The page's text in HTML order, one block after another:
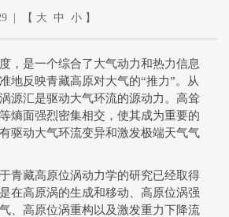
| 【 大 中 小 】
，是一个综合了大气动力和热力信息
地反映青藏高原对大气的“推力”。从
源汇是驱动大气环流的源动力。高耸
熵面强烈密集相交，使其成为重要的
驱动大气环流变异和激发极端天气气
青藏高原位涡动力学的研究已经取得
在高原涡的生成和移动、高原位涡强
、高原位涡重构以及激发重力下降流